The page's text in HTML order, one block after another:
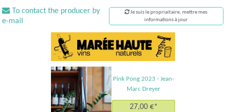
To contact the producer by
e-mail
Je suis le propriaitaire, mettre mes
informations à jour
Pink Pong 2023 - Jean-
Marc Dreyer
27,00 €*